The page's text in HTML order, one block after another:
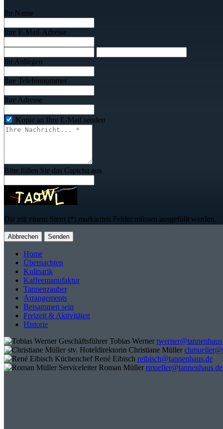
Ihr Name
Ihre E-Mail-Adresse
Ihr Anliegen
Ihre Telefonnummer
Ihre Adresse
Kopie an Ihre E-Mail senden
Bitte füllen Sie das Captcha aus
Die mit einem Stern (*) markierten Felder müssen ausgefüllt werden.
Abbrechen Senden
Home
Übernachten
Kulinarik
Kaffeemanufaktur
Tannenzauber
Arrangements
Beisammen sein
Freizeit & Aktivitäten
Historie
Geschäftsführer Tobias Werner
stv. Hoteldirektorin Christiane Müller
Küchenchef René Eibisch reibisch@tannenhaus.de
Serviceleiter Roman Müller rmueller@tannenhaus.de